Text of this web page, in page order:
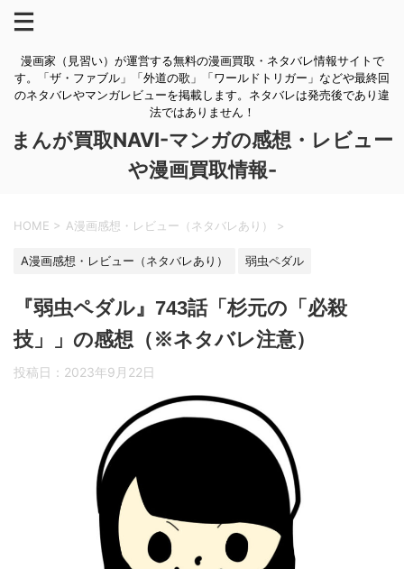
漫画家（見習い）が運営する無料の漫画買取・ネタバレ情報サイトで
す。「ザ・ファブル」「外道の歌」「ワールドトリガー」などや最終回
のネタバレやマンガレビューを掲載します。ネタバレは発売後であり違
法ではありません！
まんが買取NAVI-マンガの感想・レビュー
や漫画買取情報-
HOME > A漫画感想・レビュー（ネタバレあり） >
A漫画感想・レビュー（ネタバレあり） 弱虫ペダル
『弱虫ペダル』743話「杉元の「必殺
技」」の感想（※ネタバレ注意）
投稿日： 2023年9月22日